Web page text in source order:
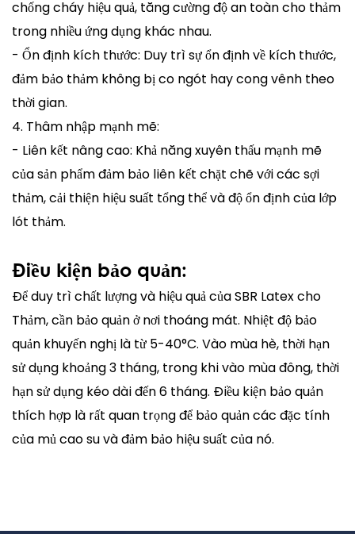
chống cháy hiệu quả, tăng cường độ an toàn cho thảm
trong nhiều ứng dụng khác nhau.
- Ổn định kích thước: Duy trì sự ổn định về kích thước,
đảm bảo thảm không bị co ngót hay cong vênh theo
thời gian.
4. Thâm nhập mạnh mẽ:
- Liên kết nâng cao: Khả năng xuyên thấu mạnh mẽ
của sản phẩm đảm bảo liên kết chặt chẽ với các sợi
thảm, cải thiện hiệu suất tổng thể và độ ổn định của lớp
lót thảm.
Điều kiện bảo quản:
Để duy trì chất lượng và hiệu quả của SBR Latex cho
Thảm, cần bảo quản ở nơi thoáng mát. Nhiệt độ bảo
quản khuyến nghị là từ 5-40°C. Vào mùa hè, thời hạn
sử dụng khoảng 3 tháng, trong khi vào mùa đông, thời
hạn sử dụng kéo dài đến 6 tháng. Điều kiện bảo quản
thích hợp là rất quan trọng để bảo quản các đặc tính
của mủ cao su và đảm bảo hiệu suất của nó.